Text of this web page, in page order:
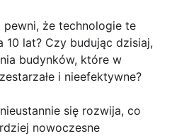
że technologie te
10 lat? Czy budując dzisiaj,
budynków, które w
i nieefektywne?
się rozwija, co
nowoczesne